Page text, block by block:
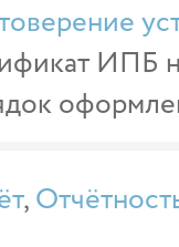
ИПБ
,